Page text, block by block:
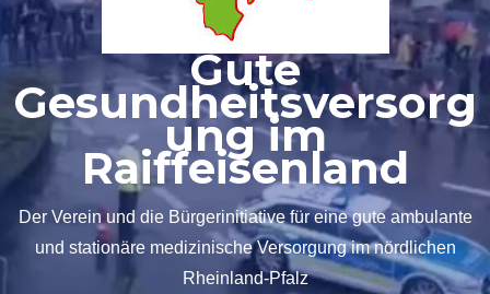
Gute
Gesundheitsversorg
ung im
Raiffeisenland
Der Verein und die Bürgerinitiative für eine gute ambulante
und stationäre medizinische Versorgung im nördlichen
Rheinland-Pfalz